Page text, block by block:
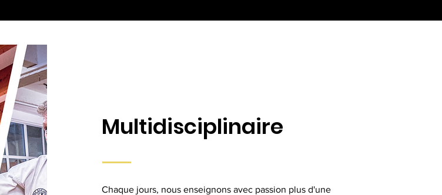
Multidisciplinaire
Chaque jours, nous enseignons avec passion plus d'une